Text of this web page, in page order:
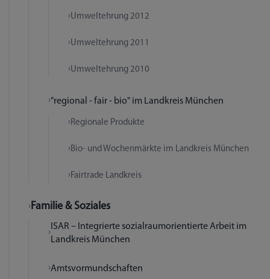
Umweltehrung 2012
Umweltehrung 2011
Umweltehrung 2010
"regional - fair - bio" im Landkreis München
Regionale Produkte
Bio- und Wochenmärkte im Landkreis München
Fairtrade Landkreis
Familie & Soziales
ISAR – Integrierte sozialraumorientierte Arbeit im
Landkreis München
Amtsvormundschaften